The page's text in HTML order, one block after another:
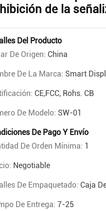
de la
Del Producto
De Origen: China
De La Marca: Smart
CE,FCC, Rohs. CB
De Modelo: SW-01
De Pago Y Envío
De Orden Mínima: 1
Negotiable
De Empaquetado: Caja
De Entrega: 7-25